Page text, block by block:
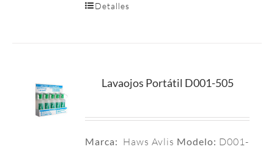
Detalles
Lavaojos Portátil D001-505
Marca: Haws Avlis Modelo: D001-